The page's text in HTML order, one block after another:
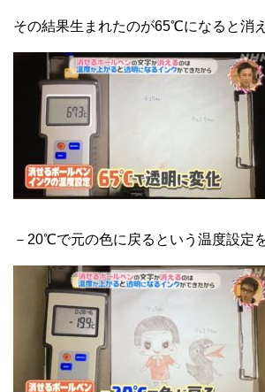
その結果生まれたのが65℃になると消え
－20℃で元の色に戻るという温度設定